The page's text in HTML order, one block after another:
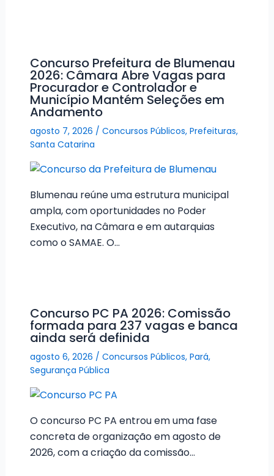
Concurso Prefeitura de Blumenau
2026: Câmara Abre Vagas para
Procurador e Controlador e
Município Mantém Seleções em
Andamento
agosto 7, 2026 / Concursos Públicos, Prefeituras,
Santa Catarina
Blumenau reúne uma estrutura municipal
ampla, com oportunidades no Poder
Executivo, na Câmara e em autarquias
como o SAMAE. O…
Concurso PC PA 2026: Comissão
formada para 237 vagas e banca
ainda será definida
agosto 6, 2026 / Concursos Públicos, Pará,
Segurança Pública
O concurso PC PA entrou em uma fase
concreta de organização em agosto de
2026, com a criação da comissão…